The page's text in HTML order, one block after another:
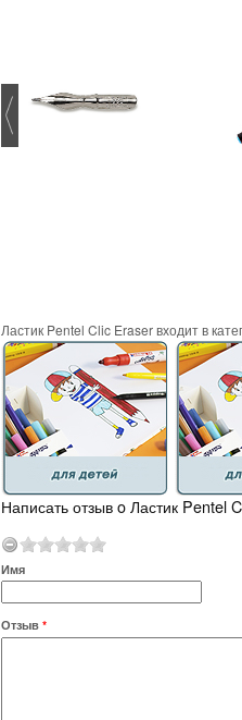
Ластик Pentel Clic Eraser входит в
Написать отзыв o Ластик Pentel
Имя
Отзыв *